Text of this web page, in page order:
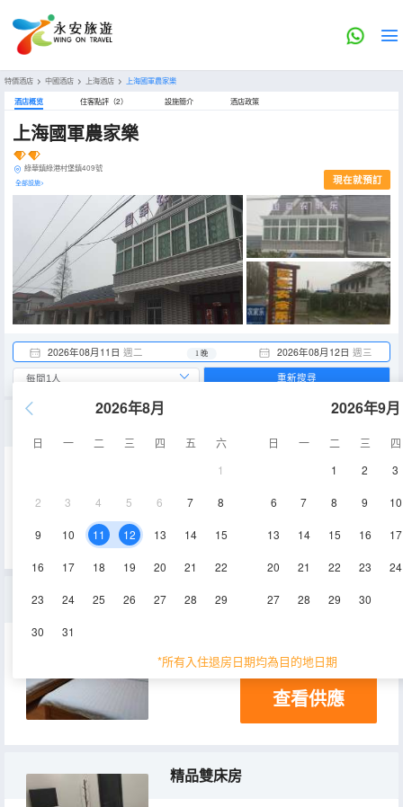
特價酒店 > 中國酒店 > 上海酒店 > 上海國軍農家樂
酒店概览 住客點評（2） 設施簡介 酒店政策
上海國軍農家樂
綠華鎮綠港村堡鎮409號
全部設施> 現在就預訂
2026年08月11日 週二 2026年08月12日 週三
1 晚
2026年8月
日 一 二 三 四 五
六
1
2 3 4 5 6 7 8
9 10 11 12 13 14 15
16 17 18 19 20 21 22
23 24 25 26 27 28 29
30 31
2026年9月
日 一 二 三
四
1
2 3
6 7 8 9 10
13 14 15 16 17
20 21 22 23 24
27 28 29 30
*所有入住退房日期均為目的地日期
重新搜尋
9-12㎡ 空調
舒適家庭房
18-23㎡ 1層 空調
查看供應
精品雙床房